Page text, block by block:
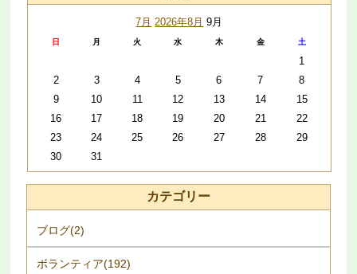
7月 2026年8月 9月
日 月 火 水 木 金 土
1
2
3 4 5 6 7
8
9
10 11 12 13 14
15
16
17 18 19 20 21
22
23
24 25 26 27 28
29
30
31
カテゴリー
ブログ(2)
ボランティア(192)